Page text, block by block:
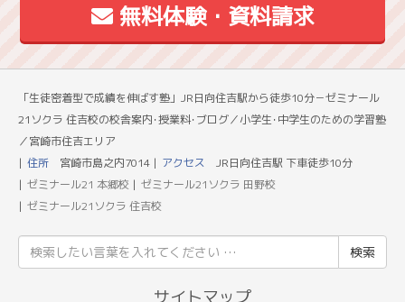
無料体験・資料請求
「生徒密着型で成績を伸ばす塾」JR日向住吉駅から徒歩10分－ゼミナール
21ソクラ 住吉校の校舎案内･授業料･ブログ／小学生･中学生のための学習塾
／宮崎市住吉エリア
住所 宮崎市島之内7014 アクセス JR日向住吉駅 下車徒歩10分
ゼミナール21 本郷校
ゼミナール21ソクラ 田野校
ゼミナール21ソクラ 住吉校
索
サイトマップ